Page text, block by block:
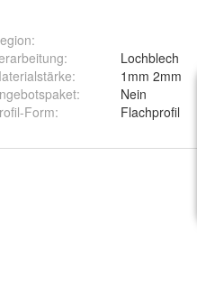
Rv5-8 Rv3-5 Qg10-15
:
:
Lochblech
:
1mm 2mm
:
Nein
Form: Flachprofil